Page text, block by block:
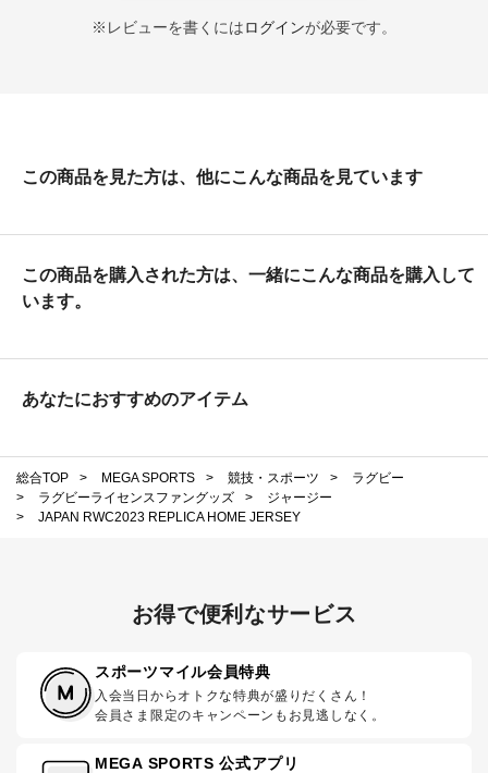
※レビューを書くにはログインが必要です。
この商品を見た方は、他にこんな商品を見ています
この商品を購入された方は、一緒にこんな商品を購入して
います。
あなたにおすすめのアイテム
総合TOP > MEGA SPORTS > 競技・スポーツ >
ラグビー
>
ラグビーライセンスファングッズ >
ジャージー
>
JAPAN RWC2023 REPLICA HOME JERSEY
お得で便利なサービス
スポーツマイル会員特典
入会当日からオトクな特典が盛りだくさん！
会員さま限定のキャンペーンもお見逃しなく。
MEGA SPORTS 公式アプリ